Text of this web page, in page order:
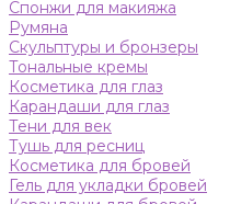
Спонжи для макияжа
Румяна
Скульптуры и бронзеры
Тональные кремы
Косметика для глаз
Карандаши для глаз
Тени для век
Тушь для ресниц
Косметика для бровей
Гель для укладки бровей